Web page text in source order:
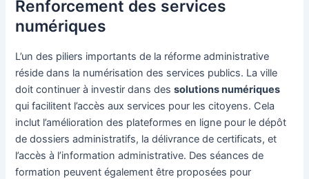
Renforcement des services
numériques
L’un des piliers importants de la réforme administrative
réside dans la numérisation des services publics. La ville
doit continuer à investir dans dessolutions numériques
qui facilitent l’accès aux services pour les citoyens. Cela
inclut l’amélioration des plateformes en ligne pour le dépôt
de dossiers administratifs, la délivrance de certificats, et
l’accès à l’information administrative. Des séances de
formation peuvent également être proposées pour